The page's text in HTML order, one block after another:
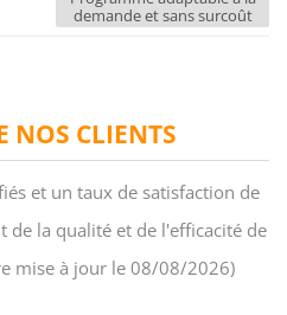
NOS CLIENTS
et un taux de satisfaction de
de la qualité et de l'efficacité de
mise à jour le 08/08/2026)
demande et sans surcoût